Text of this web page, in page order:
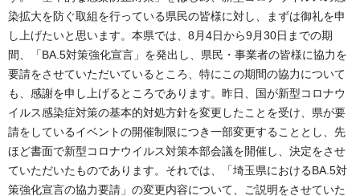
染拡大を防ぐ取組を行っている県民の皆様に対し、まずは御礼を申
し上げたいと思います。本県では、8月4日から9月30日までの期
間、「BA.5対策強化宣言」を発出し、県民・事業者の皆様に協力を
要請をさせていただいているところ、特にこの期間の協力について
も、感謝を申し上げるところであります。昨日、国が新型コロナウ
イルス感染症対策の基本的対処方針を変更したことを受け、県が要
請をしているイベントの開催制限につき一部変更することとし、先
ほど書面で新型コロナウイルス対策本部会議を開催し、決定をさせ
ていただいたものであります。それでは、「埼玉県におけるBA.5対
策強化宣言の協力要請」の変更内容について、ご説明をさせていた